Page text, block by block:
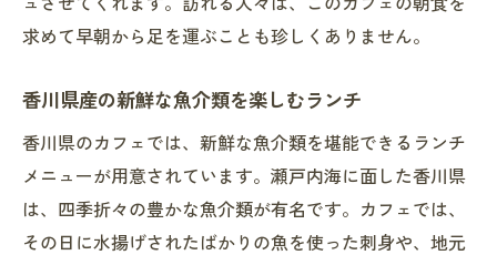
ュさせてくれます。訪れる人々は、このカフェの朝食を
求めて早朝から足を運ぶことも珍しくありません。
香川県産の新鮮な魚介類を楽しむランチ
香川県のカフェでは、新鮮な魚介類を堪能できるランチ
メニューが用意されています。瀬戸内海に面した香川県
は、四季折々の豊かな魚介類が有名です。カフェでは、
その日に水揚げされたばかりの魚を使った刺身や、地元